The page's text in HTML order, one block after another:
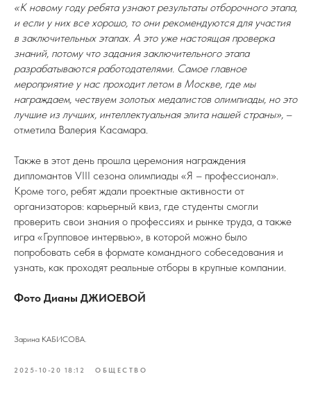
«К новому году ребята узнают результаты отборочного этапа,
и если у них все хорошо, то они рекомендуются для участия
в заключительных этапах. А это уже настоящая проверка
знаний, потому что задания заключительного этапа
разрабатываются работодателями. Самое главное
мероприятие у нас проходит летом в Москве, где мы
награждаем, чествуем золотых медалистов олимпиады, но это
лучшие из лучших, интеллектуальная элита нашей страны», –
отметила Валерия Касамара.
Также в этот день прошла церемония награждения
дипломантов VIII сезона олимпиады «Я – профессионал».
Кроме того, ребят ждали проектные активности от
организаторов: карьерный квиз, где студенты смогли
проверить свои знания о профессиях и рынке труда, а также
игра «Групповое интервью», в которой можно было
попробовать себя в формате командного собеседования и
узнать, как проходят реальные отборы в крупные компании.
Фото Дианы ДЖИОЕВОЙ
Зарина КАБИСОВА.
2025-10-20 18:12 ОБЩЕСТВО